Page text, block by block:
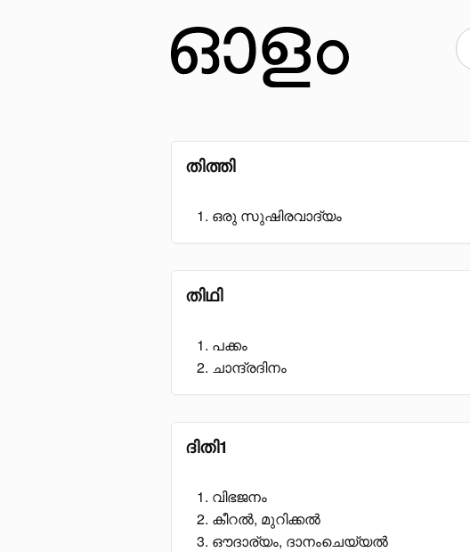
തിത്തി
ഒരു സുഷിരവാദ്യം
തിഥി
പക്കം
ചാന്ദ്രദിനം
ദിതി1
വിഭജനം
കീറൽ, മുറിക്കൽ
ഔദാര്യം, ദാനംചെയ്യൽ